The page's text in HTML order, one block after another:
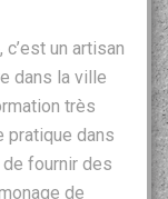
un artisan
dans la ville
très
pratique dans
fournir des
de